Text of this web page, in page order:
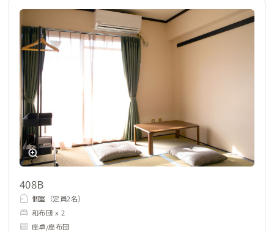
408B
個室（定員2名）
和布団 x 2
座卓/座布団